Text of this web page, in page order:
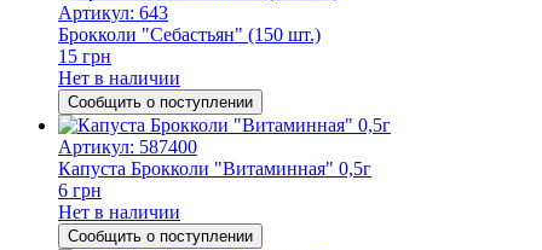
Артикул: 643
Брокколи "Себастьян" (150 шт.)
15 грн
Нет в наличии
Сообщить о поступлении
Артикул: 587400
Капуста Брокколи "Витаминная" 0,5г
6 грн
Нет в наличии
Сообщить о поступлении